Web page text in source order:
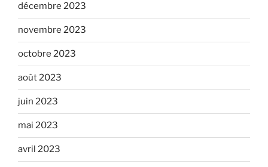
décembre 2023
novembre 2023
octobre 2023
août 2023
juin 2023
mai 2023
avril 2023